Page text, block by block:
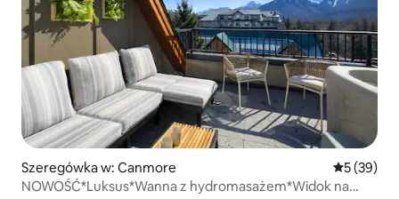
Szeregówka w: Canmore Średnia
5 (39)
NOWOŚĆ*Luksus*Wanna z hydromasażem*Widok na